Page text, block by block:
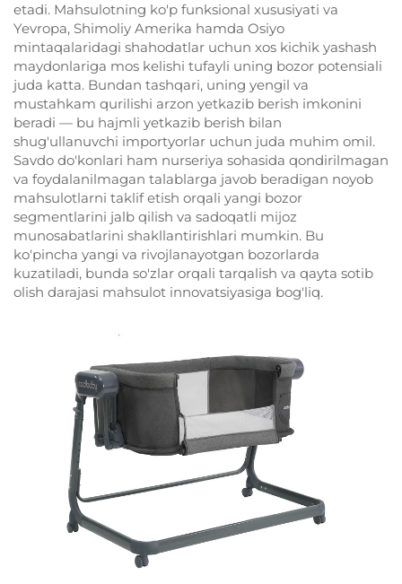
etadi. Mahsulotning ko'p funksional xususiyati va
Yevropa, Shimoliy Amerika hamda Osiyo
mintaqalaridagi shahodatlar uchun xos kichik yashash
maydonlariga mos kelishi tufayli uning bozor potensiali
juda katta. Bundan tashqari, uning yengil va
mustahkam qurilishi arzon yetkazib berish imkonini
beradi — bu hajmli yetkazib berish bilan
shug'ullanuvchi importyorlar uchun juda muhim omil.
Savdo do'konlari ham nurseriya sohasida qondirilmagan
va foydalanilmagan talablarga javob beradigan noyob
mahsulotlarni taklif etish orqali yangi bozor
segmentlarini jalb qilish va sadoqatli mijoz
munosabatlarini shakllantirishlari mumkin. Bu
ko'pincha yangi va rivojlanayotgan bozorlarda
kuzatiladi, bunda so'zlar orqali tarqalish va qayta sotib
olish darajasi mahsulot innovatsiyasiga bog'liq.